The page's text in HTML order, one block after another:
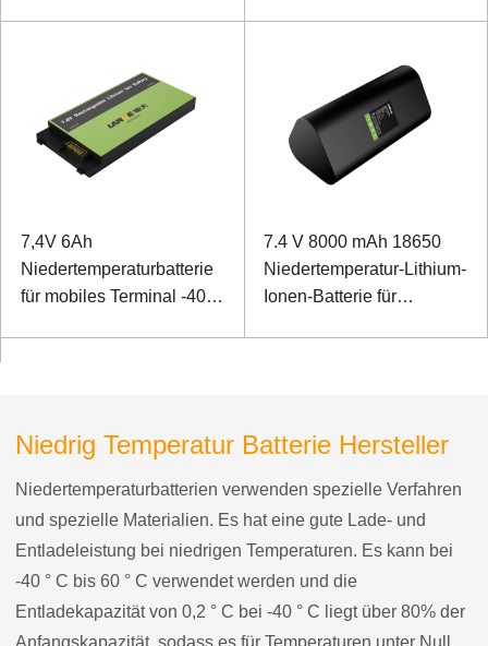
7,4V 6Ah
Niedertemperaturbatterie
für mobiles Terminal -40℃
7.4 V 8000 mAh 18650
Niedertemperatur-Lithium-
Ionen-Batterie für
Niedrig Temperatur Batterie Hersteller
Niedertemperaturbatterien verwenden spezielle Verfahren
und spezielle Materialien. Es hat eine gute Lade- und
Entladeleistung bei niedrigen Temperaturen. Es kann bei
-40 ° C bis 60 ° C verwendet werden und die
Entladekapazität von 0,2 ° C bei -40 ° C liegt über 80% der
Anfangskapazität, sodass es für Temperaturen unter Null